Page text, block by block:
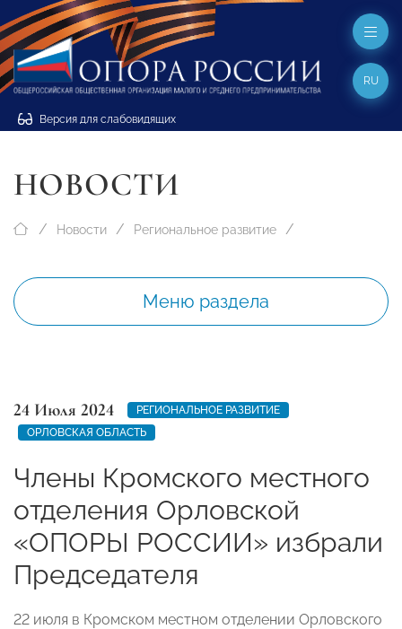
Версия для слабовидящих
RU
НОВОСТИ
Новости Региональное развитие
Меню раздела
24 Июля 2024
РЕГИОНАЛЬНОЕ РАЗВИТИЕ
ОРЛОВСКАЯ ОБЛАСТЬ
Члены Кромского местного
отделения Орловской
«ОПОРЫ РОССИИ» избрали
Председателя
22 июля в Кромском местном отделении Орловского